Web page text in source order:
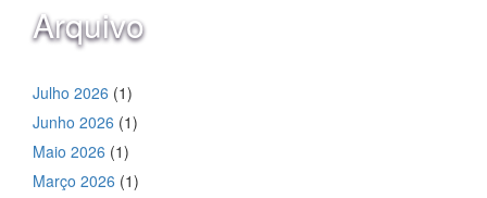
Arquivo
Julho 2026 (1)
Junho 2026 (1)
Maio 2026 (1)
Março 2026 (1)